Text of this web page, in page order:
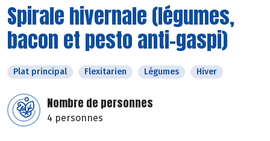
Spirale hivernale (légumes,
bacon et pesto anti-gaspi)
Plat principal Flexitarien Légumes Hiver
Nombre de personnes
4 personnes